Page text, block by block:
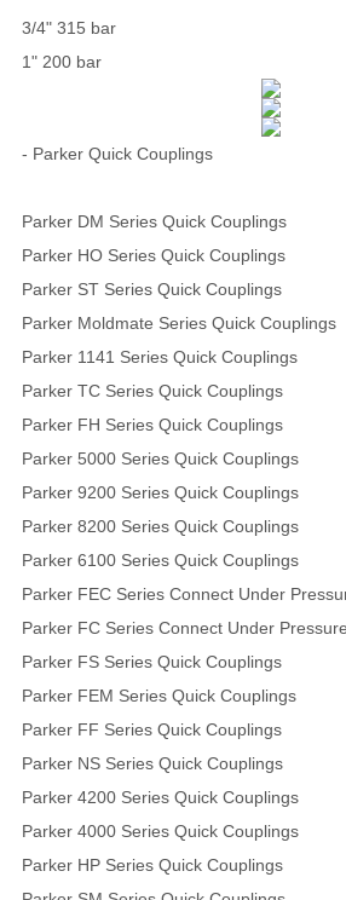
3/4" 315 bar
1" 200 bar
- Parker Quick Couplings
Parker DM Series Quick Couplings
Parker HO Series Quick Couplings
Parker ST Series Quick Couplings
Parker Moldmate Series Quick Couplings
Parker 1141 Series Quick Couplings
Parker TC Series Quick Couplings
Parker FH Series Quick Couplings
Parker 5000 Series Quick Couplings
Parker 9200 Series Quick Couplings
Parker 8200 Series Quick Couplings
Parker 6100 Series Quick Couplings
Parker FEC Series Connect Under
Parker FC Series Connect Under
Parker FS Series Quick Couplings
Parker FEM Series Quick Couplings
Parker FF Series Quick Couplings
Parker NS Series Quick Couplings
Parker 4200 Series Quick Couplings
Parker 4000 Series Quick Couplings
Parker HP Series Quick Couplings